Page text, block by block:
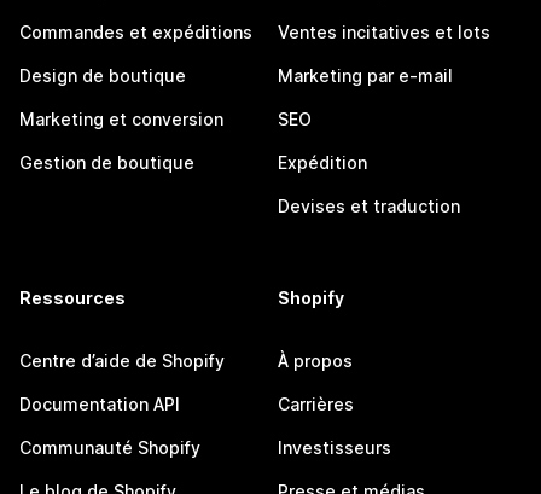
Commandes et expéditions
Design de boutique
Marketing et conversion
Gestion de boutique
Ventes incitatives et lots
Marketing par e-mail
SEO
Expédition
Devises et traduction
Ressources
Centre d’aide de Shopify
Documentation API
Communauté Shopify
Shopify
À propos
Carrières
Investisseurs